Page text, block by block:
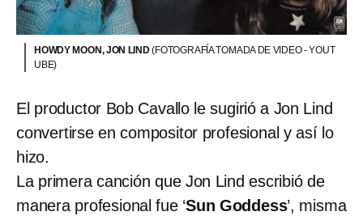
HOWDY MOON, JON LIND(FOTOGRAFÍA TOMADA DE VIDEO - YOUT
UBE)
El productor Bob Cavallo le sugirió a Jon Lind
convertirse en compositor profesional y así lo
hizo.
La primera canción que Jon Lind escribió de
manera profesional fue ‘Sun Goddess’, misma